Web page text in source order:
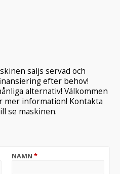
säljs servad och
efter behov!
alternativ! Välkommen
mer information! Kontakta
se maskinen.
NAMN *